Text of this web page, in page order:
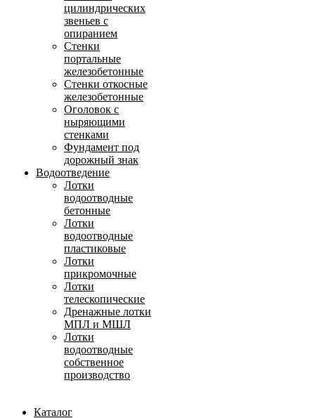
цилиндрических
звеньев с
опиранием
Стенки
портальные
железобетонные
Стенки откосные
железобетонные
Оголовок с
ныряющими
стенками
Фундамент под
дорожный знак
Водоотведение
Лотки
водоотводные
бетонные
Лотки
водоотводные
пластиковые
Лотки
прикромочные
Лотки
телескопические
Дренажные лотки
МПЛ и МШЛ
Лотки
водоотводные
собственное
производство
Каталог